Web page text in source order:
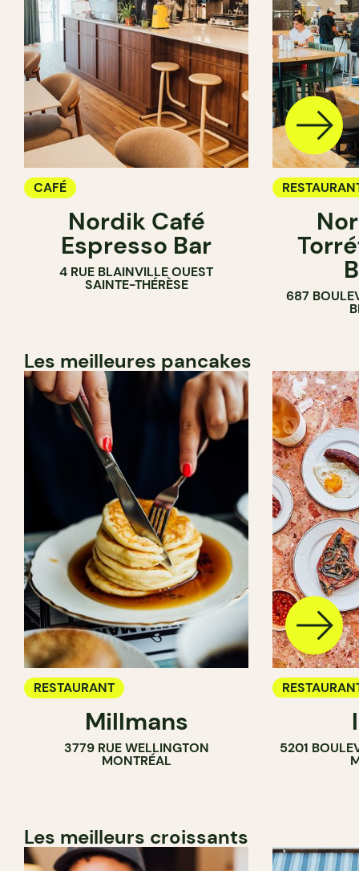
CAFÉ
Nordik Café
Espresso Bar
4 RUE BLAINVILLE OUEST
SAINTE-THÉRÈSE
687
Les meilleures pancakes
RESTAURANT
Millmans
3779 RUE WELLINGTON
MONTRÉAL
BAR À VIN
5201
Les meilleurs croissants